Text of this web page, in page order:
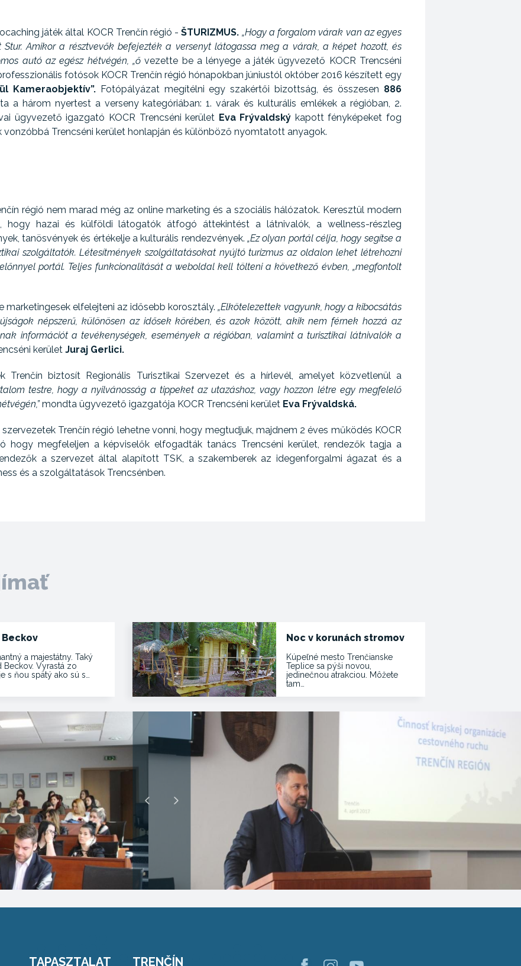
játék által KOCR Trenčín régió -ŠTURIZMUS. „Hogy a forgalom várak van az egyes
Amikor a résztvevők befejezték a versenyt látogassa meg a várak, a képet hozott, és
autó az egész hétvégén, „ő vezette be a lényege a játék ügyvezető KOCR Trencséni
fotósok KOCR Trenčín régió hónapokban júniustól október 2016 készített egy
Kameraobjektív”.Fotópályázat megítélni egy szakértői bizottság, és összesen 886
a három nyertest a verseny kategóriában: 1. várak és kulturális emlékek a régióban, 2.
ügyvezető igazgató KOCR Trencséni kerület Eva Frývaldský kapott fényképeket fog
Trencséni kerület honlapján és különböző nyomtatott anyagok.
régió nem marad még az online marketing és a szociális hálózatok. Keresztül modern
hogy hazai és külföldi látogatók átfogó áttekintést a látnivalók, a wellness-részleg
tanösvények és értékelje a kulturális rendezvények. „Ez olyan portál célja, hogy segítse a
szolgáltatók. Létesítmények szolgáltatásokat nyújtó turizmus az oldalon lehet létrehozni
portál. Teljes funkcionalitását a weboldal kell tölteni a következő évben, „megfontolt
marketingesek elfelejteni az idősebb korosztály.„Elkötelezettek vagyunk, hogy a kibocsátás
népszerű, különösen az idősek körében, és azok között, akik nem férnek hozzá az
információt a tevékenységek, események a régióban, valamint a turisztikai látnivalók a
kerület Juraj Gerlici.
Trenčín biztosít Regionális Turisztikai Szervezet és a hírlevél, amelyet közvetlenül a
testre, hogy a nyilvánosság a tippeket az utazáshoz, vagy hozzon létre egy megfelelő
mondta ügyvezető igazgatója KOCR Trencséni kerület Eva Frývaldská.
Trenčín régió lehetne vonni, hogy megtudjuk, majdnem 2 éves működés KOCR
hogy megfeleljen a képviselők elfogadták tanács Trencséni kerület, rendezők tagja a
a szervezet által alapított TSK, a szakemberek az idegenforgalmi ágazat és a
és a szolgáltatások Trencsénben.
Beckov
a majestátny. Taký
Beckov. Vyrastá zo
s ňou spätý ako sú s…
Noc v korunách stromov
Kúpeľné mesto Trenčianske
Teplice sa pýši novou,
jedinečnou atrakciou. Môžete
tam…
TAPASZTALAT TRENČÍN